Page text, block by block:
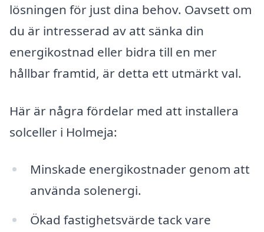
lösningen för just dina behov. Oavsett om
du är intresserad av att sänka din
energikostnad eller bidra till en mer
hållbar framtid, är detta ett utmärkt val.
Här är några fördelar med att installera
solceller i Holmeja:
Minskade energikostnader genom att
använda solenergi.
Ökad fastighetsvärde tack vare